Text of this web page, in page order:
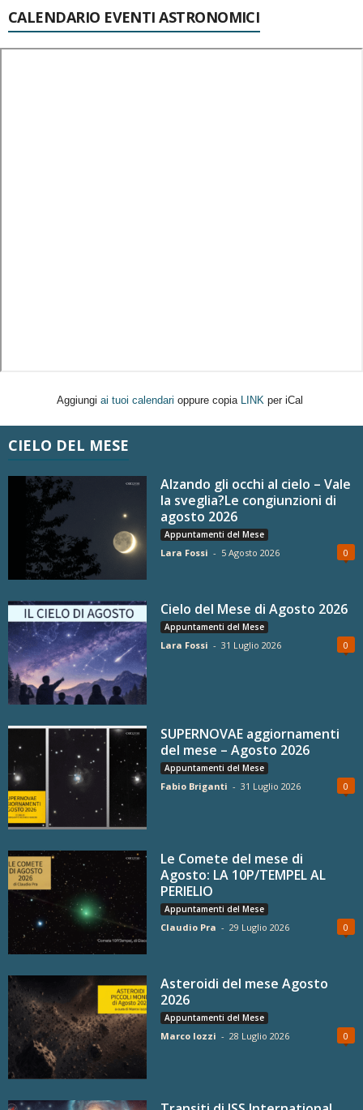
CALENDARIO EVENTI ASTRONOMICI
Aggiungi ai tuoi calendari oppure copia LINK per iCal
CIELO DEL MESE
Alzando gli occhi al cielo – Vale
la sveglia?Le congiunzioni di
agosto 2026
Appuntamenti del Mese
Lara Fossi - 5 Agosto 2026 0
Cielo del Mese di Agosto 2026
Appuntamenti del Mese
Lara Fossi - 31 Luglio 2026 0
SUPERNOVAE aggiornamenti
del mese – Agosto 2026
Appuntamenti del Mese
Fabio Briganti - 31 Luglio 2026 0
Le Comete del mese di
Agosto: LA 10P/TEMPEL AL
PERIELIO
Appuntamenti del Mese
Claudio Pra - 29 Luglio 2026 0
Asteroidi del mese Agosto
2026
Appuntamenti del Mese
Marco Iozzi - 28 Luglio 2026 0